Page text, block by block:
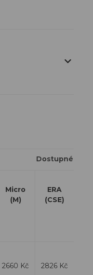
Dostupné
Micro
(M)
ERA
(CSE)
2660 Kč 2826 Kč